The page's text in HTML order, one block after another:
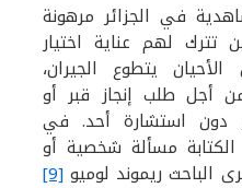
في الجزائر مرهونة
تترك لهم عناية اختيار
يتطوع الجيران،
أجل طلب إنجاز قبر أو
استشارة أحد. في
مسألة شخصية أو
الباحث ريموند لوميو [9]